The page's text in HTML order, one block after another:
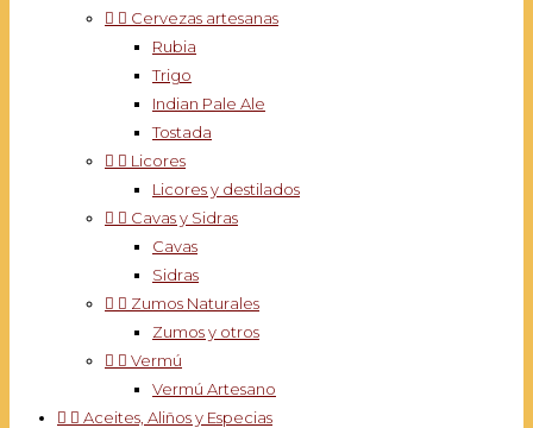
  Cervezas artesanas
Rubia
Trigo
Indian Pale Ale
Tostada
  Licores
Licores y destilados
  Cavas y Sidras
Cavas
Sidras
  Zumos Naturales
Zumos y otros
  Vermú
Vermú Artesano
  Aceites, Aliños y Especias